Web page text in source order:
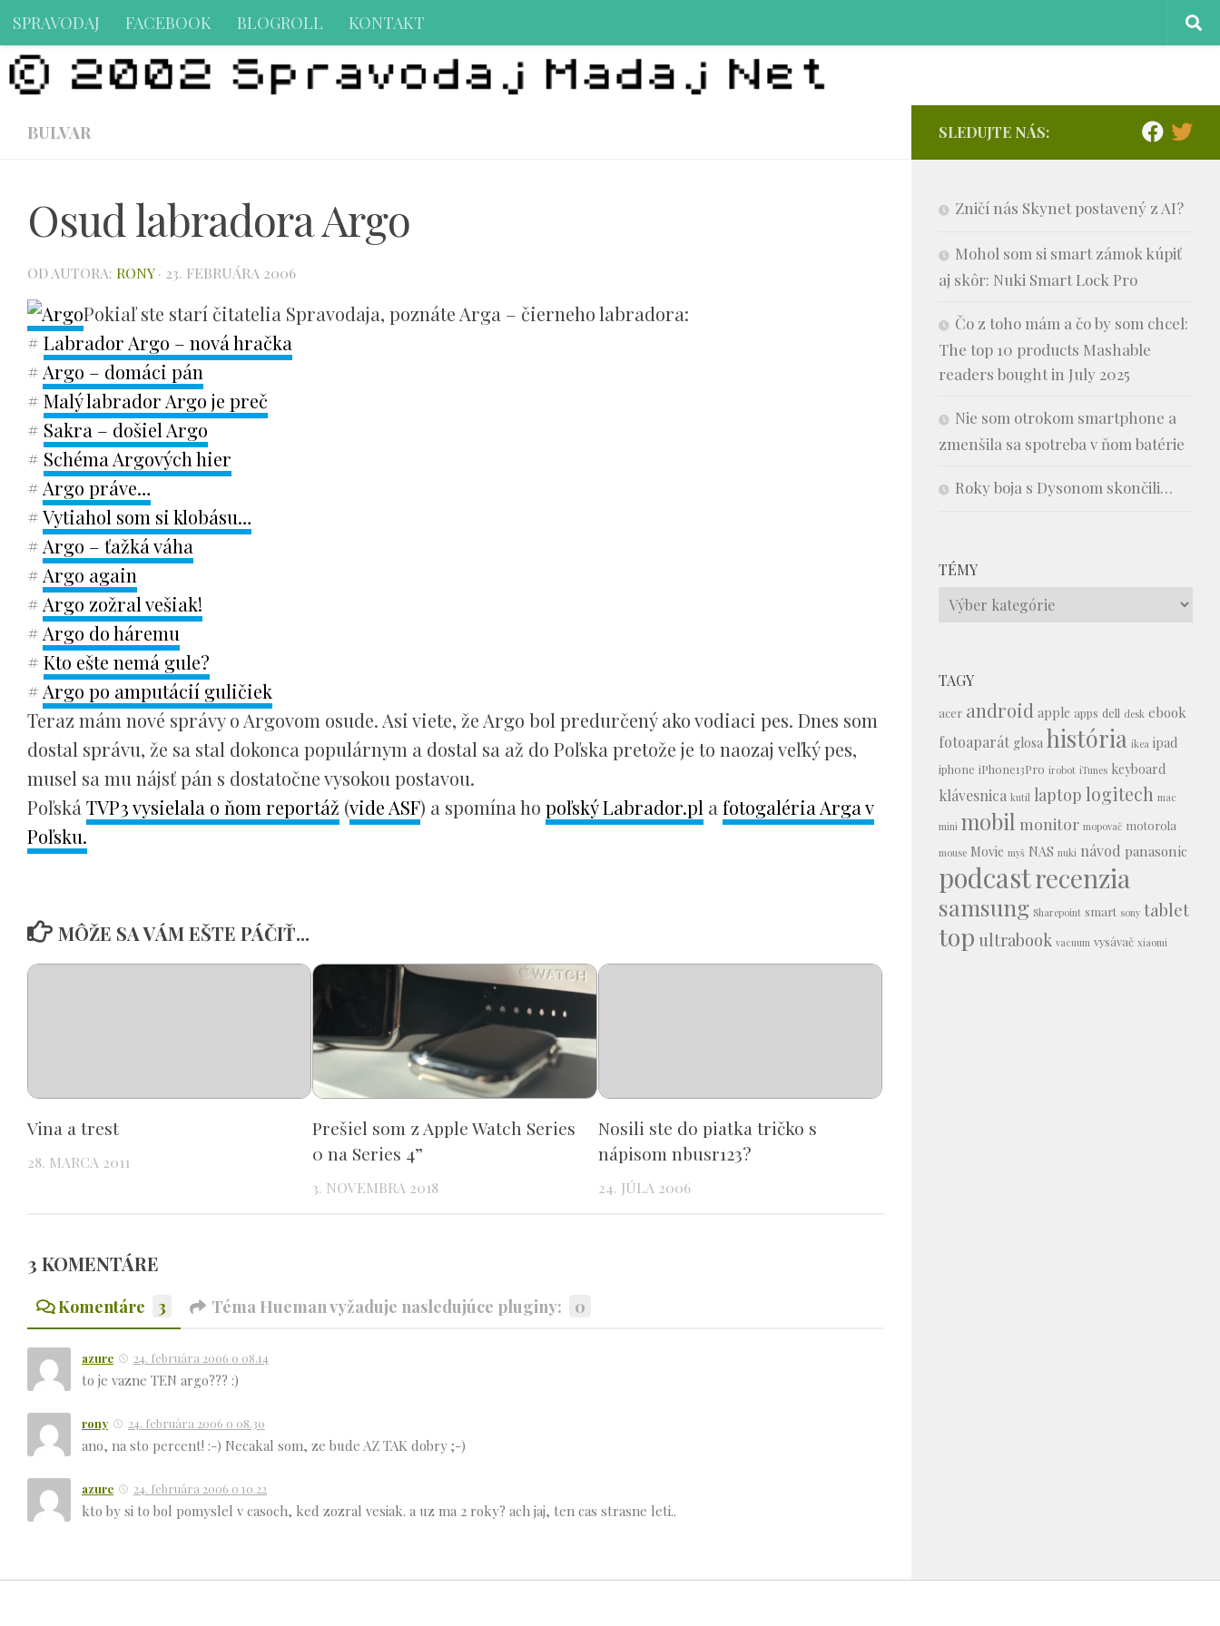
Preskočiť na obsah
SPRAVODAJ FACEBOOK BLOGROLL KONTAKT
BULVAR
Osud labradora Argo
OD AUTORA: RONY · 23. FEBRUÁRA 2006
Pokiaľ ste starí čitatelia Spravodaja, poznáte Arga – čierneho labradora:
# Labrador Argo – nová hračka
# Argo – domáci pán
# Malý labrador Argo je preč
# Sakra – došiel Argo
# Schéma Argových hier
# Argo práve…
#Vytiahol som si klobásu…
# Argo – ťažká váha
# Argo again
# Argo zožral vešiak!
# Argo do háremu
# Kto ešte nemá gule?
# Argo po amputácií guličiek
Teraz mám nové správy o Argovom osude. Asi viete, že Argo bol predurčený ako vodiaci pes. Dnes som
dostal správu, že sa stal dokonca populárnym a dostal sa až do Poľska pretože je to naozaj veľký pes,
musel sa mu nájsť pán s dostatočne vysokou postavou.
Poľská TVP3 vysielala o ňom reportáž (vide ASF) a spomína ho poľský Labrador.pl a fotogaléria Arga v
Poľsku.
MÔŽE SA VÁM EŠTE PÁČIŤ...
Vina a trest
28. MARCA 2011
Prešiel som z Apple Watch Series
0 na Series 4”
3. NOVEMBRA 2018
Nosili ste do piatka tričko s
nápisom nbusr123?
24. JÚLA 2006
3 KOMENTÁRE
Komentáre 3 Téma Hueman vyžaduje nasledujúce pluginy: 0
azure 24. februára 2006 o 08.14
to je vazne TEN argo??? :)
rony 24. februára 2006 o 08.30
ano, na sto percent! :-) Necakal som, ze bude AZ TAK dobry ;-)
azure 24. februára 2006 o 10.22
kto by si to bol pomyslel v casoch, ked zozral vesiak. a uz ma 2 roky? ach jaj, ten cas strasne leti..
SLEDUJTE NÁS:
Zničí nás Skynet postavený z AI?
Mohol som si smart zámok kúpiť
aj skôr: Nuki Smart Lock Pro
Čo z toho mám a čo by som chcel:
The top 10 products Mashable
readers bought in July 2025
Nie som otrokom smartphone a
zmenšila sa spotreba v ňom batérie
Roky boja s Dysonom skončili…
TÉMY
Témy
TAGY
acer android apple apps dell desk ebook
fotoaparát glosa história ikea ipad
iphone iPhone13Pro irobot iTunes keyboard
klávesnica kutil laptop logitech mac
mini mobil monitor mopovač motorola
mouse Movie myš NAS nuki návod panasonic
podcastrecenzia
samsung Sharepoint smart sony tablet
top ultrabook vacuum vysávač xiaomi